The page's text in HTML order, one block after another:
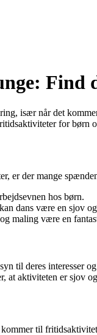
Find
især når det
for børn
er der mange
hos børn.
dans være en sjov
maling være en
til deres interesser
at aktiviteten er sjov
til